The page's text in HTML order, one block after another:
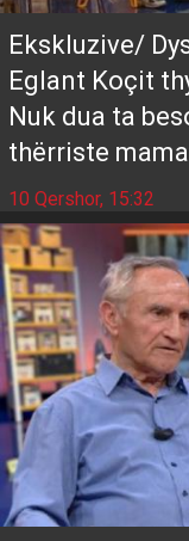
Ekskluzive/
Eglant Koçit
Nuk dua ta
thërriste
10 Qershor, 15:32